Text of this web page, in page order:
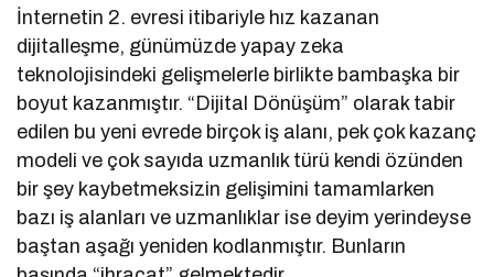
İnternetin 2. evresi itibariyle hız kazanan
dijitalleşme, günümüzde yapay zeka
teknolojisindeki gelişmelerle birlikte bambaşka bir
boyut kazanmıştır. “Dijital Dönüşüm” olarak tabir
edilen bu yeni evrede birçok iş alanı, pek çok kazanç
modeli ve çok sayıda uzmanlık türü kendi özünden
bir şey kaybetmeksizin gelişimini tamamlarken
bazı iş alanları ve uzmanlıklar ise deyim yerindeyse
baştan aşağı yeniden kodlanmıştır. Bunların